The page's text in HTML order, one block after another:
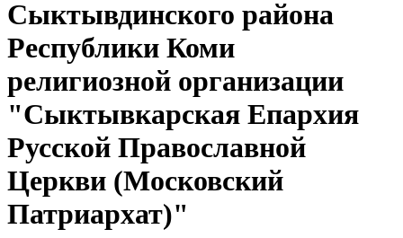
Сыктывдинского района
Республики Коми
религиозной организации
"Сыктывкарская Епархия
Русской Православной
Церкви (Московский
Патриархат)"